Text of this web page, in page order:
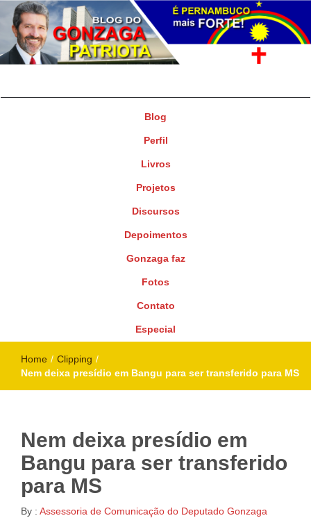
Blog
Perfil
Livros
Projetos
Discursos
Depoimentos
Gonzaga faz
Fotos
Contato
Especial
Home / Clipping /
Nem deixa presídio em Bangu para ser transferido para MS
Nem deixa presídio em
Bangu para ser transferido
para MS
By : Assessoria de Comunicação do Deputado Gonzaga